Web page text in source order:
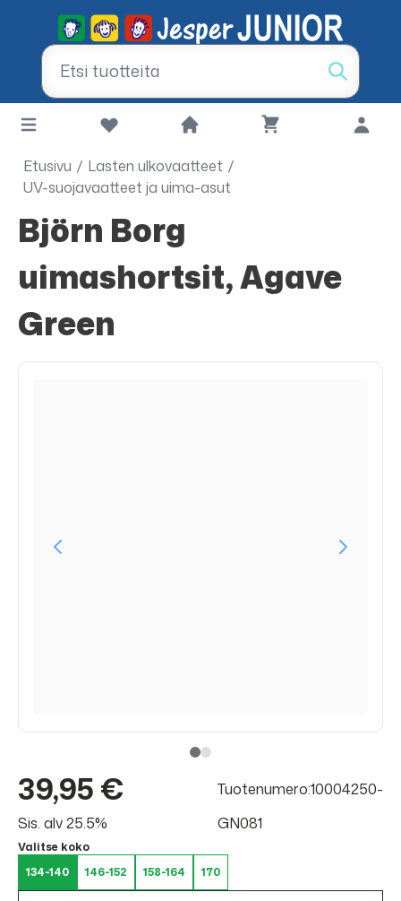
Etusivu / Lasten ulkovaatteet /
UV-suojavaatteet ja uima-asut
Björn Borg
uimashortsit, Agave
Green
39,95 €
Sis. alv 25.5%
Tuotenumero:10004250-
GN081
Valitse koko
134-140
146-152 158-164 170